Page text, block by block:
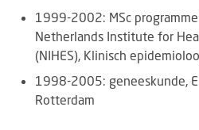
1999-2002: MSc
Netherlands Institute for
(NIHES), Klinisch
1998-2005: geneeskunde,
Rotterdam